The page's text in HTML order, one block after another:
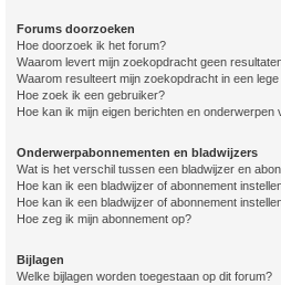
Forums doorzoeken
Hoe doorzoek ik het forum?
Waarom levert mijn zoekopdracht geen
Waarom resulteert mijn zoekopdracht in een lege
Hoe zoek ik een gebruiker?
Hoe kan ik mijn eigen berichten en onderwerpen
Onderwerpabonnementen en bladwijzers
Wat is het verschil tussen een bladwijzer en
Hoe kan ik een bladwijzer of abonnement
Hoe kan ik een bladwijzer of abonnement
Hoe zeg ik mijn abonnement op?
Bijlagen
Welke bijlagen worden toegestaan op dit forum?